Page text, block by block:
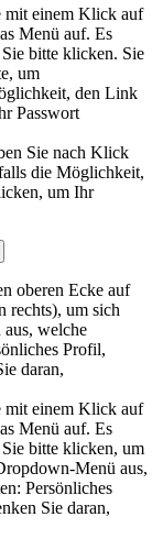
mit einem Klick auf
Menü auf. Es
bitte klicken. Sie
um
den Link
Passwort
Sie nach Klick
die Möglichkeit,
um Ihr
oberen Ecke auf
rechts), um sich
welche
Profil,
daran,
mit einem Klick auf
Menü auf. Es
bitte klicken, um
Menü aus,
Persönliches
Sie daran,